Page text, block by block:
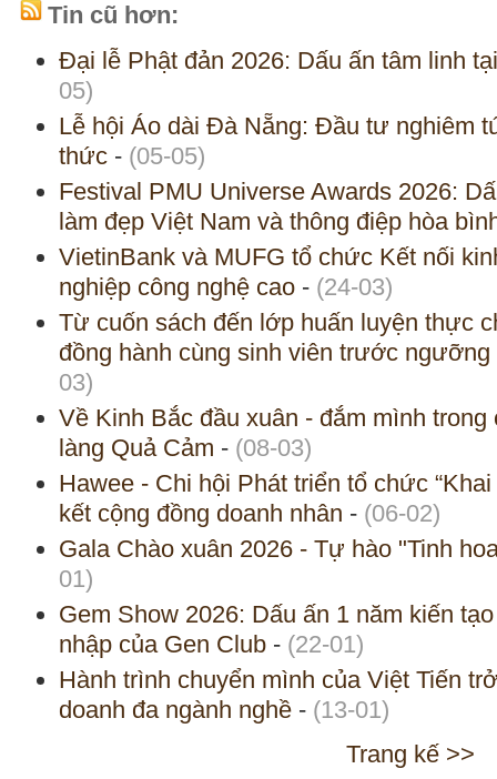
Tin cũ hơn:
Đại lễ Phật đản 2026: Dấu ấn tâm linh
05)
Lễ hội Áo dài Đà Nẵng: Đầu tư nghiêm
thức - (05-05)
Festival PMU Universe Awards 2026:
làm đẹp Việt Nam và thông điệp hòa
VietinBank và MUFG tổ chức Kết nối
nghiệp công nghệ cao - (24-03)
Từ cuốn sách đến lớp huấn luyện thực
đồng hành cùng sinh viên trước
03)
Về Kinh Bắc đầu xuân - đắm mình trong
làng Quả Cảm - (08-03)
Hawee - Chi hội Phát triển tổ chức
kết cộng đồng doanh nhân - (06-02)
Gala Chào xuân 2026 - Tự hào "Tinh
01)
Gem Show 2026: Dấu ấn 1 năm kiến
nhập của Gen Club - (22-01)
Hành trình chuyển mình của Việt Tiến
doanh đa ngành nghề - (13-01)
Trang kế >>